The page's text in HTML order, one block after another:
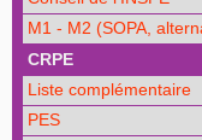
M1 - M2 (SOPA,
CRPE
Liste complémentaire
PES